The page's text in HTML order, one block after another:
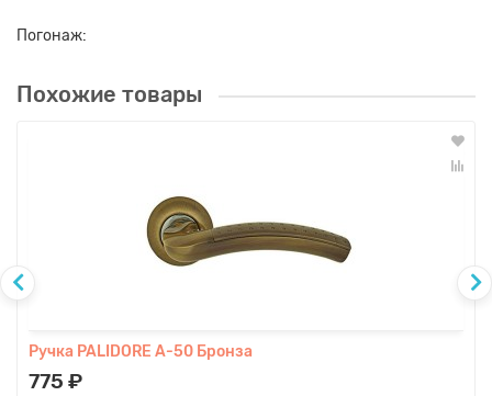
Погонаж:
Похожие товары
Ручка PALIDORE A-50 Бронза
775 ₽